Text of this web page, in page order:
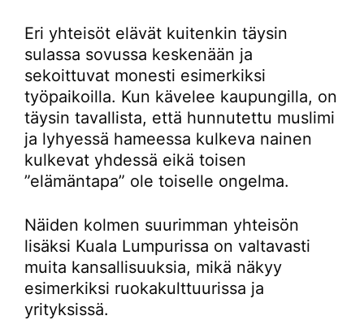
Eri yhteisöt elävät kuitenkin täysin
sulassa sovussa keskenään ja
sekoittuvat monesti esimerkiksi
työpaikoilla. Kun kävelee kaupungilla, on
täysin tavallista, että hunnutettu muslimi
ja lyhyessä hameessa kulkeva nainen
kulkevat yhdessä eikä toisen
”elämäntapa” ole toiselle ongelma.
Näiden kolmen suurimman yhteisön
lisäksi Kuala Lumpurissa on valtavasti
muita kansallisuuksia, mikä näkyy
esimerkiksi ruokakulttuurissa ja
yrityksissä.